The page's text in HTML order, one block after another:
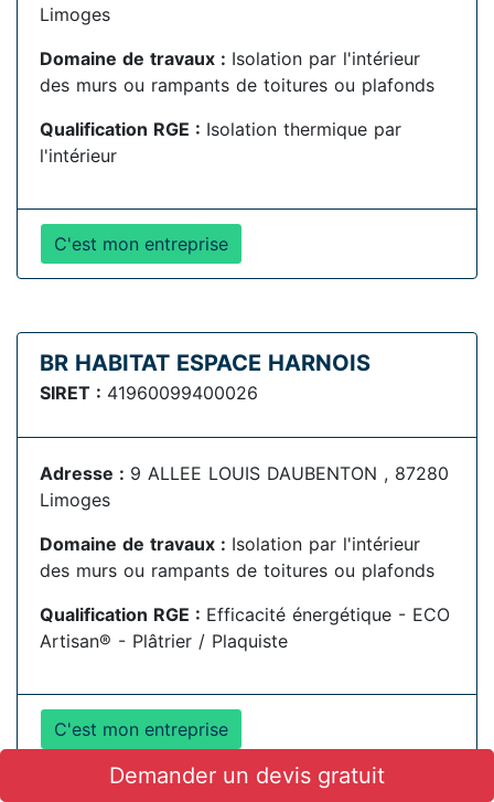
Limoges
Domaine de travaux : Isolation par l'intérieur
des murs ou rampants de toitures ou plafonds
Qualification RGE : Isolation thermique par
l'intérieur
C'est mon entreprise
BR HABITAT ESPACE HARNOIS
SIRET : 41960099400026
Adresse : 9 ALLEE LOUIS DAUBENTON , 87280
Limoges
Domaine de travaux : Isolation par l'intérieur
des murs ou rampants de toitures ou plafonds
Qualification RGE : Efficacité énergétique - ECO
Artisan® - Plâtrier / Plaquiste
C'est mon entreprise
Demander un devis gratuit